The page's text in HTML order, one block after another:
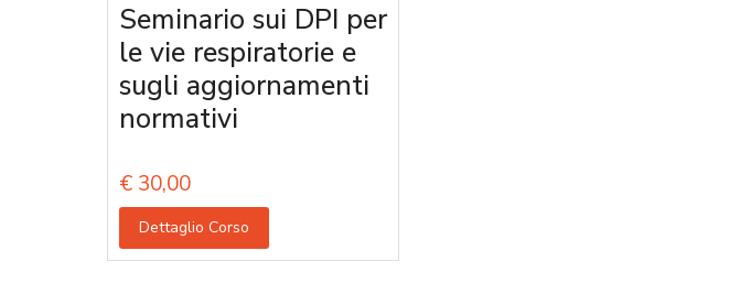
Seminario sui DPI per
le vie respiratorie e
sugli aggiornamenti
normativi
€ 30,00
Dettaglio Corso